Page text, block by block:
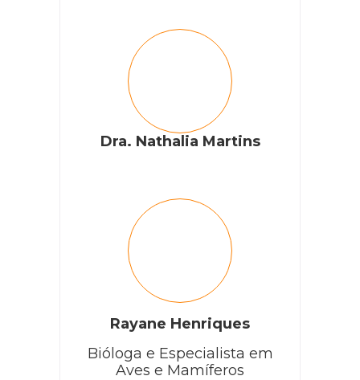
Dra. Nathalia Martins
Rayane Henriques
Bióloga e Especialista em
Aves e Mamíferos